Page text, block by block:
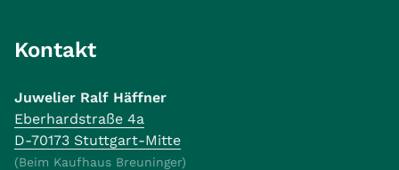
Kontakt
Juwelier Ralf Häffner
Eberhardstraße 4a
D-70173 Stuttgart-Mitte
(Beim Kaufhaus Breuninger)